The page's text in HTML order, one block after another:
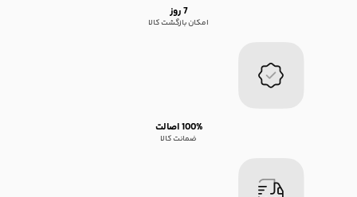
7 روز
امکان بازگشت کالا
100% اصالت
ضمانت کالا